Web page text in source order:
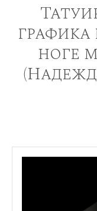
ноге